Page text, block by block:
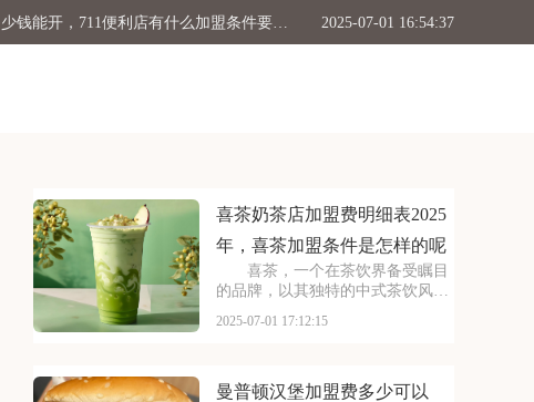
2025-07-01 16:54:37
喜茶奶茶店加盟费明细表2025
年，喜茶加盟条件是怎样的呢
喜茶，一个在茶饮界备受瞩目
的品牌，以其独特的中式茶饮风格
费者。走进喜茶的店铺，那古色古
化。每一款茶饮都选用上
2025-07-01 17:12:15
曼普顿汉堡加盟费多少可以